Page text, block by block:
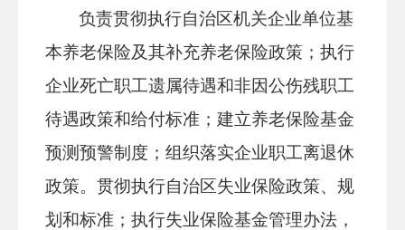
负责贯彻执行自治区机关企业单位基
本养老保险及其补充养老保险政策；执行
企业死亡职工遗属待遇和非因公伤残职工
待遇政策和给付标准；建立养老保险基金
预测预警制度；组织落实企业职工离退休
政策。贯彻执行自治区失业保险政策、规
划和标准；执行失业保险基金管理办法，